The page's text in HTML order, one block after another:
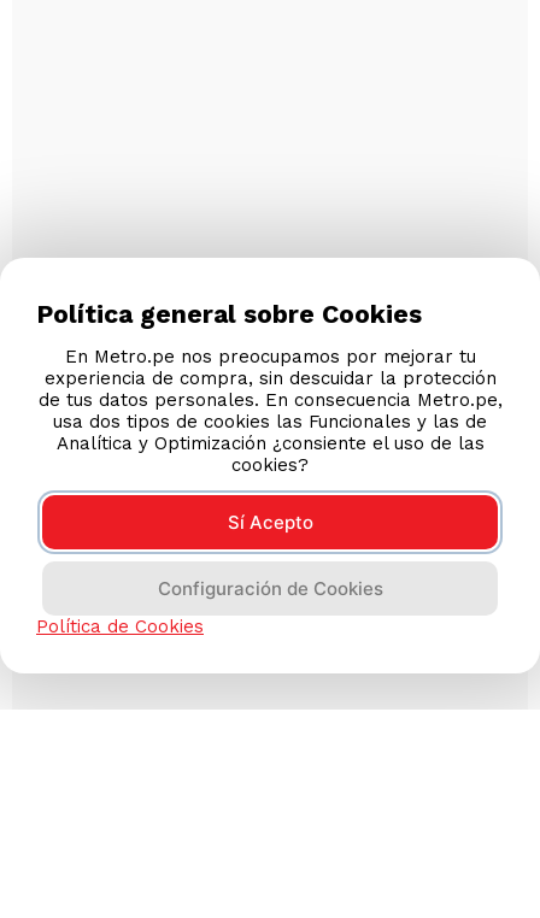
Política general sobre Cookies
En Metro.pe nos preocupamos por mejorar tu
experiencia de compra, sin descuidar la protección
de tus datos personales. En consecuencia Metro.pe,
usa dos tipos de cookies las Funcionales y las de
Analítica y Optimización ¿consiente el uso de las
cookies?
Sí Acepto
Configuración de Cookies
Política de Cookies